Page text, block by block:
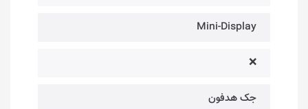
Mini-Display
❌
جک هدفون